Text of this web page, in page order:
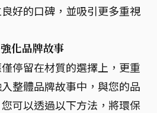
好的口碑，並吸引更多重視
化品牌故事
停留在材質的選擇上，更重
整體品牌故事中，與您的品
可以透過以下方法，將環保